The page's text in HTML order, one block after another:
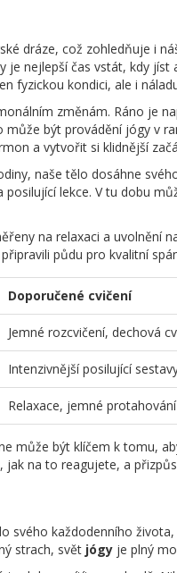
dráze, což zohledňuje i
je nejlepší čas vstát, kdy jíst
fyzickou kondici, ale i
změnám. Ráno je
může být provádění jógy v
a vytvořit si klidnější
naše tělo dosáhne
lekce. V tu dobu
na relaxaci a uvolnění
půdu pro kvalitní
Doporučené cvičení
Jemné rozcvičení, dechová
Intenzivnější posilující
Relaxace, jemné protahování
může být klíčem k tomu,
jak na to reagujete, a
svého každodenního
strach, svět jógy je plný